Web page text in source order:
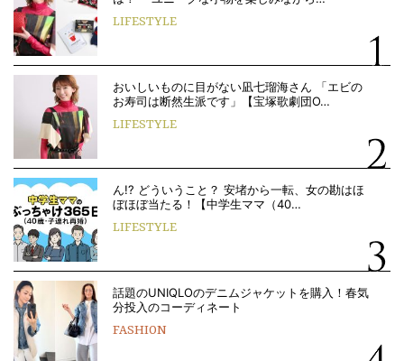
LIFESTYLE
おいしいものに目がない凪七瑠海さん 「エビの
お寿司は断然生派です」【宝塚歌劇団O…
LIFESTYLE
ん!? どういうこと？ 安堵から一転、女の勘はほ
ぼほぼ当たる！【中学生ママ（40…
LIFESTYLE
話題のUNIQLOのデニムジャケットを購入！春気
分投入のコーディネート
FASHION